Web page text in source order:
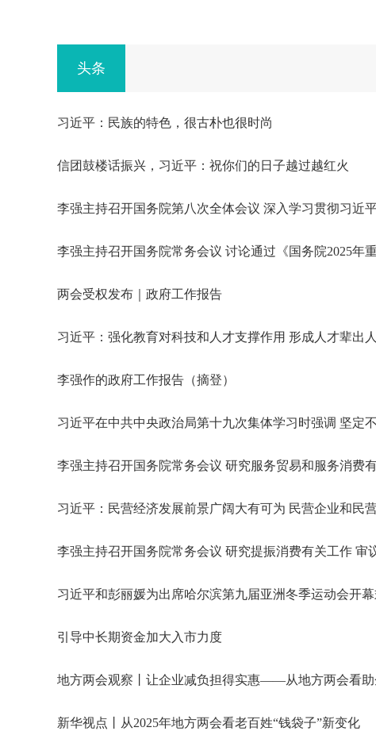
头条
习近平：民族的特色，很古朴也很时尚
信团鼓楼话振兴，习近平：祝你们的日子越过越红火
李强主持召开国务院第八次全体会议 深入学习贯彻习近
李强主持召开国务院常务会议 讨论通过《国务院2025年
两会受权发布｜政府工作报告
习近平：强化教育对科技和人才支撑作用 形成人才辈出
李强作的政府工作报告（摘登）
习近平在中共中央政治局第十九次集体学习时强调 坚定
习近平：民营经济发展前景广阔大有可为 民营企业和民
习近平和彭丽媛为出席哈尔滨第九届亚洲冬季运动会开
引导中长期资金加大入市力度
地方两会观察丨让企业减负担得实惠——从地方两会看助
新华视点丨从2025年地方两会看老百姓“钱袋子”新变化